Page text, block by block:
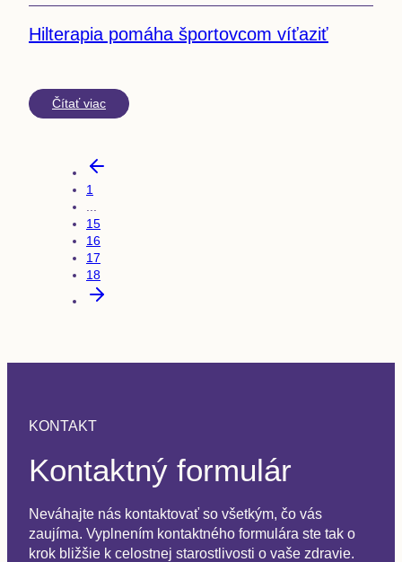
Hilterapia pomáha športovcom víťaziť
Čítať viac
1
15
16
17
18
KONTAKT
Kontaktný formulár
Neváhajte nás kontaktovať so všetkým, čo vás
zaujíma. Vyplnením kontaktného formulára ste tak o
krok bližšie k celostnej starostlivosti o vaše zdravie.